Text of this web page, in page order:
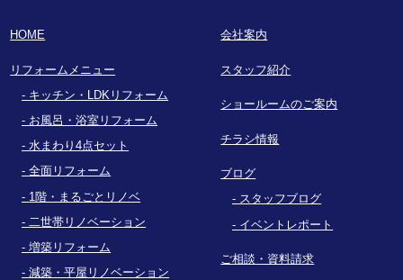
HOME
リフォームメニュー
キッチン・LDKリフォーム
お風呂・浴室リフォーム
水まわり4点セット
全面リフォーム
1階・まるごとリノベ
二世帯リノベーション
増築リフォーム
減築・平屋リノベーション
会社案内
スタッフ紹介
ショールームのご案内
チラシ情報
ブログ
スタッフブログ
イベントレポート
ご相談・資料請求